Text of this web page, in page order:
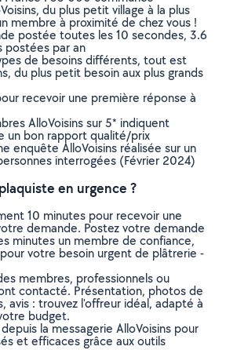
du plus petit village à la plus
membre à proximité de chez vous !
postée toutes les 10 secondes, 3.6
postées par an
de besoins différents, tout est
du plus petit besoin aux plus grands
recevoir une première réponse à
AlloVoisins sur 5* indiquent
un bon rapport qualité/prix
enquête AlloVoisins réalisée sur un
interrogées (Février 2024)
en urgence ?
10 minutes pour recevoir une
demande. Postez votre demande
minutes un membre de confiance,
votre besoin urgent de plâtrerie -
membres, professionnels ou
contacté. Présentation, photos de
avis : trouvez l'offreur idéal, adapté à
budget.
la messagerie AlloVoisins pour
et efficaces grâce aux outils